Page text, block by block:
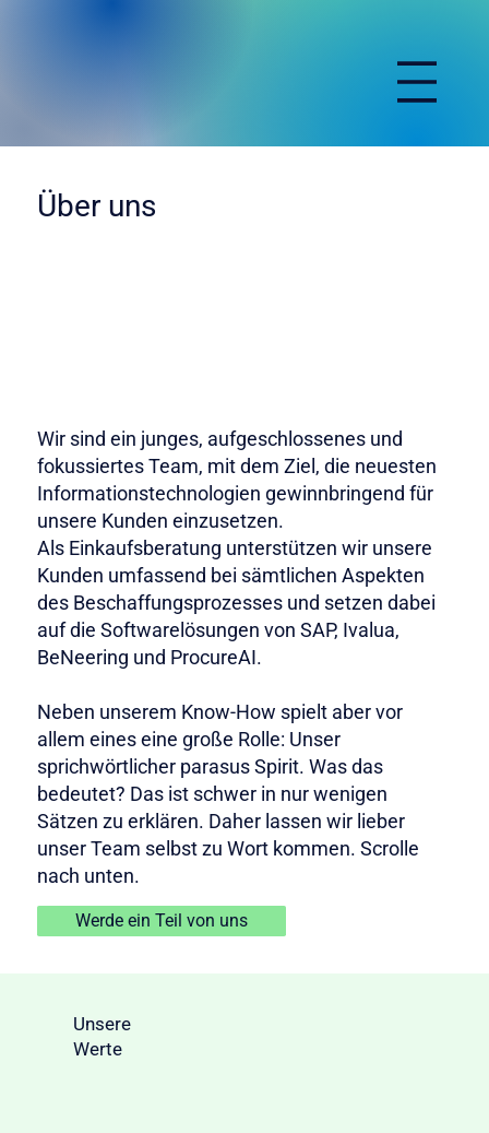
Über uns
Wir sind ein junges, aufgeschlossenes und
fokussiertes Team, mit dem Ziel, die neuesten
Informationstechnologien gewinnbringend für
unsere Kunden einzusetzen.
Als Einkaufsberatung unterstützen wir unsere
Kunden umfassend bei sämtlichen Aspekten
des Beschaffungsprozesses und setzen dabei
auf die Softwarelösungen von SAP, Ivalua,
BeNeering und ProcureAI.
Neben unserem Know-How spielt aber vor
allem eines eine große Rolle: Unser
sprichwörtlicher parasus Spirit. Was das
bedeutet? Das ist schwer in nur wenigen
Sätzen zu erklären. Daher lassen wir lieber
unser Team selbst zu Wort kommen. Scrolle
nach unten.
Werde ein Teil von uns
Unsere
Werte